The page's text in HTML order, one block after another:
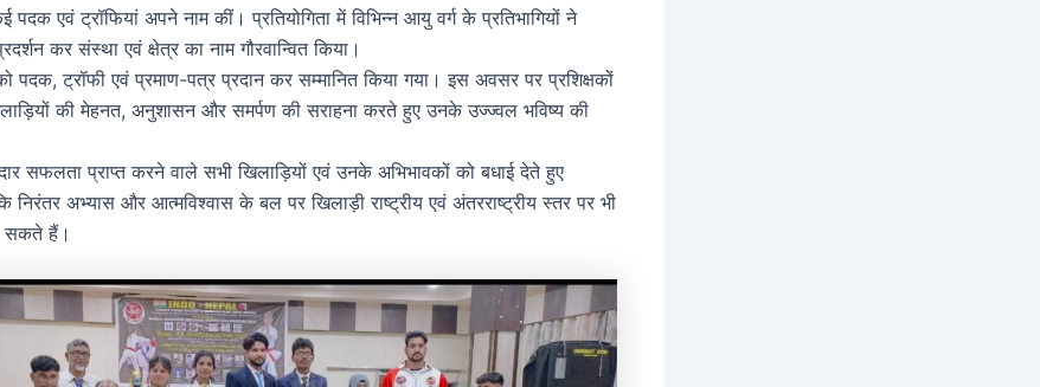
पदक एवं ट्रॉफियां अपने नाम कीं। प्रतियोगिता में विभिन्न आयु वर्ग के प्रतिभागियों ने
कर संस्था एवं क्षेत्र का नाम गौरवान्वित किया।
पदक, ट्रॉफी एवं प्रमाण-पत्र प्रदान कर सम्मानित किया गया। इस अवसर पर प्रशिक्षकों
की मेहनत, अनुशासन और समर्पण की सराहना करते हुए उनके उज्ज्वल भविष्य की
सफलता प्राप्त करने वाले सभी खिलाड़ियों एवं उनके अभिभावकों को बधाई देते हुए
निरंतर अभ्यास और आत्मविश्वास के बल पर खिलाड़ी राष्ट्रीय एवं अंतरराष्ट्रीय स्तर पर भी
सकते हैं।